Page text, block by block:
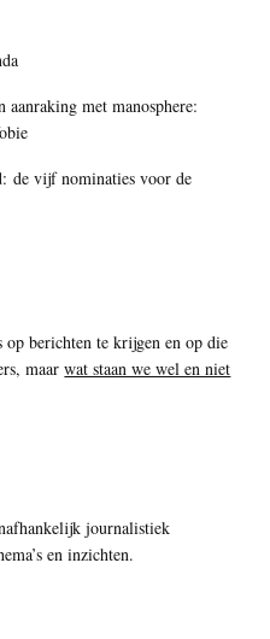
aanraking met manosphere:
de vijf nominaties voor de
berichten te krijgen en op die
maarwat staan we wel en niet
journalistiek
en inzichten.